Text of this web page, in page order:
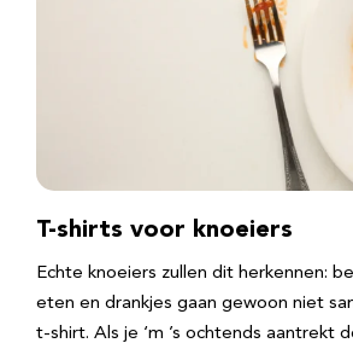
T-shirts voor knoeiers
Echte knoeiers zullen dit herkennen:
eten en drankjes gaan gewoon niet
t-shirt. Als je ‘m ’s ochtends aantrekt